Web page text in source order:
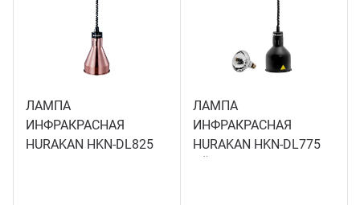
ЛАМПА
ИНФРАКРАСНАЯ
HURAKAN HKN-DL825
ЛАМПА
ИНФРАКРАСНАЯ
HURAKAN HKN-DL775